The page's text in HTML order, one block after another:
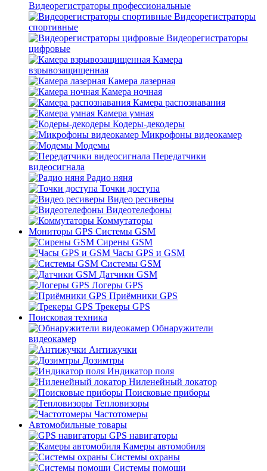
Видеорегистраторы профессиональные
Видеорегистраторы
спортивные
Видеорегистраторы
цифровые
Камера
взрывозащищенная
Камера лазерная
Камера ночная
Камера распознавания
Камера умная
Кодеры-декодеры
Микрофоны видеокамер
Модемы
Передатчики
видеосигнала
Радио няня
Точки доступа
Видео ресиверы
Видеотелефоны
Коммутаторы
Мониторы GPS Системы GSM
Сирены GSM
Часы GPS и GSM
Системы GSM
Датчики GSM
Логеры GPS
Приёмники GPS
Трекеры GPS
Поисковая техника
Обнаружители
видеокамер
Антижучки
Дозимтры
Индикатор поля
Ниленейный локатор
Поисковые приборы
Тепловизоры
Частотомеры
Автомобильные товары
GPS навигаторы
Камеры автомобиля
Системы охраны
Системы помощи